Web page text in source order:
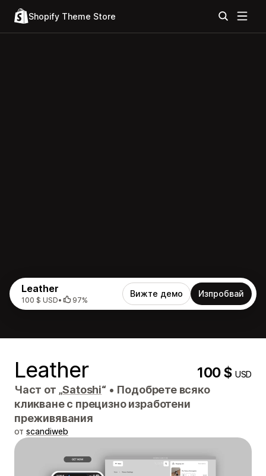
Shopify Theme Store
Leather
100 $ USD• 97%
Вижте демо Изпробвай
Leather 100 $USD
Част от „Satoshi“ • Подобрете всяко
кликване с прецизно изработени
преживявания
от scandiweb